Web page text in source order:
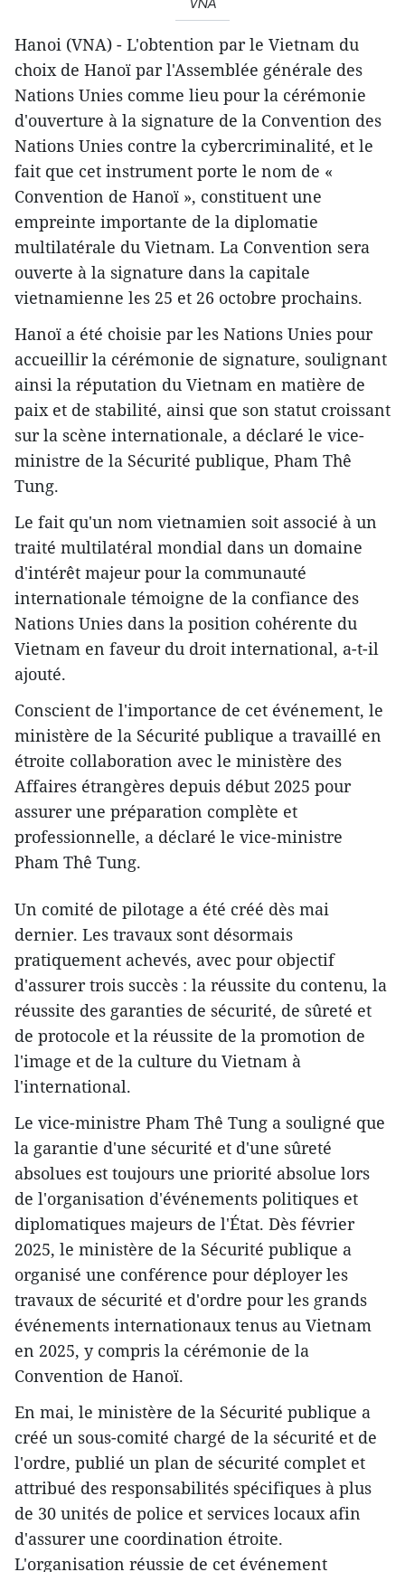
Hanoi (VNA) - L'obtention par le Vietnam du
choix de Hanoï par l'Assemblée générale des
Nations Unies comme lieu pour la cérémonie
d'ouverture à la signature de la Convention des
Nations Unies contre la cybercriminalité, et le
fait que cet instrument porte le nom de «
Convention de Hanoï », constituent une
empreinte importante de la diplomatie
multilatérale du Vietnam. La Convention sera
ouverte à la signature dans la capitale
vietnamienne les 25 et 26 octobre prochains.
Hanoï a été choisie par les Nations Unies pour
accueillir la cérémonie de signature, soulignant
ainsi la réputation du Vietnam en matière de
paix et de stabilité, ainsi que son statut croissant
sur la scène internationale, a déclaré le vice-
ministre de la Sécurité publique, Pham Thê
Tung.
Le fait qu'un nom vietnamien soit associé à un
traité multilatéral mondial dans un domaine
d'intérêt majeur pour la communauté
internationale témoigne de la confiance des
Nations Unies dans la position cohérente du
Vietnam en faveur du droit international, a-t-il
ajouté.
Conscient de l'importance de cet événement, le
ministère de la Sécurité publique a travaillé en
étroite collaboration avec le ministère des
Affaires étrangères depuis début 2025 pour
assurer une préparation complète et
professionnelle, a déclaré le vice-ministre
Pham Thê Tung.
Un comité de pilotage a été créé dès mai
dernier. Les travaux sont désormais
pratiquement achevés, avec pour objectif
d'assurer trois succès : la réussite du contenu, la
réussite des garanties de sécurité, de sûreté et
de protocole et la réussite de la promotion de
l'image et de la culture du Vietnam à
l'international.
Le vice-ministre Pham Thê Tung a souligné que
la garantie d'une sécurité et d'une sûreté
absolues est toujours une priorité absolue lors
de l'organisation d'événements politiques et
diplomatiques majeurs de l'État. Dès février
2025, le ministère de la Sécurité publique a
organisé une conférence pour déployer les
travaux de sécurité et d'ordre pour les grands
événements internationaux tenus au Vietnam
en 2025, y compris la cérémonie de la
Convention de Hanoï.
En mai, le ministère de la Sécurité publique a
créé un sous-comité chargé de la sécurité et de
l'ordre, publié un plan de sécurité complet et
attribué des responsabilités spécifiques à plus
de 30 unités de police et services locaux afin
d'assurer une coordination étroite.
L'organisation réussie de cet événement